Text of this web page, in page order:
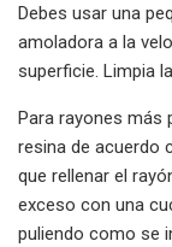
Debes usar una
amoladora a la
superficie. Limpia
Para rayones más
resina de acuerdo
que rellenar el
exceso con una
puliendo como se